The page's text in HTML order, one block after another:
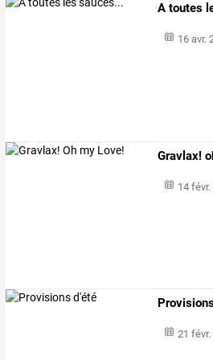
A toutes
16 avr.
Gravlax!
14
21 févr.